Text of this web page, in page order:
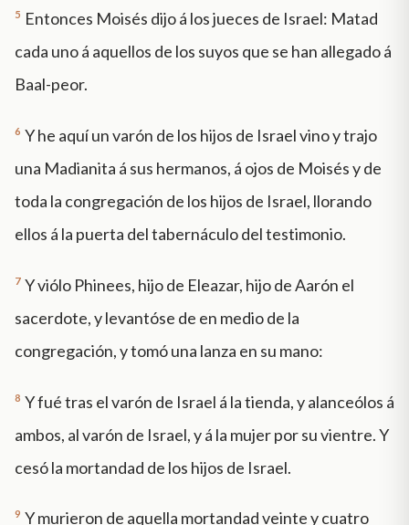
5 Entonces Moisés dijo á los jueces de Israel: Matad
cada uno á aquellos de los suyos que se han allegado á
Baal-peor.
6 Y he aquí un varón de los hijos de Israel vino y trajo
una Madianita á sus hermanos, á ojos de Moisés y de
toda la congregación de los hijos de Israel, llorando
ellos á la puerta del tabernáculo del testimonio.
7 Y viólo Phinees, hijo de Eleazar, hijo de Aarón el
sacerdote, y levantóse de en medio de la
congregación, y tomó una lanza en su mano:
8 Y fué tras el varón de Israel á la tienda, y alanceólos á
ambos, al varón de Israel, y á la mujer por su vientre. Y
cesó la mortandad de los hijos de Israel.
9 Y murieron de aquella mortandad veinte y cuatro